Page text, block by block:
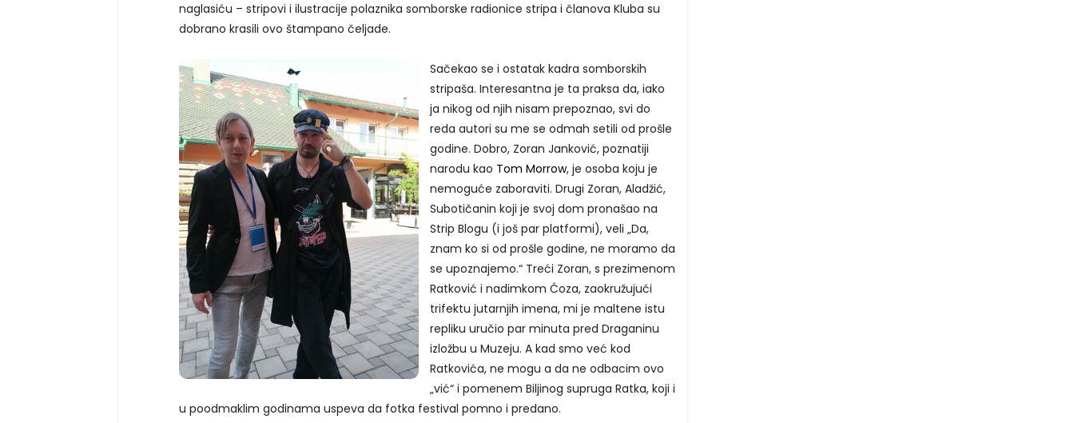
naglasiću – stripovi i ilustracije polaznika somborske radionice stripa i članova Kluba su
dobrano krasili ovo štampano čeljade.
Sačekao se i ostatak kadra somborskih
stripaša. Interesantna je ta praksa da, iako
ja nikog od njih nisam prepoznao, svi do
reda autori su me se odmah setili od prošle
godine. Dobro, Zoran Janković, poznatiji
narodu kao Tom Morrow, je osoba koju je
nemoguće zaboraviti. Drugi Zoran, Aladžić,
Subotičanin koji je svoj dom pronašao na
Strip Blogu (i još par platformi), veli „Da,
znam ko si od prošle godine, ne moramo da
se upoznajemo.“ Treći Zoran, s prezimenom
Ratković i nadimkom Ćoza, zaokružujući
trifektu jutarnjih imena, mi je maltene istu
repliku uručio par minuta pred Draganinu
izložbu u Muzeju. A kad smo već kod
Ratkovića, ne mogu a da ne odbacim ovo
„vić“ i pomenem Biljinog supruga Ratka, koji i
u poodmaklim godinama uspeva da fotka festival pomno i predano.